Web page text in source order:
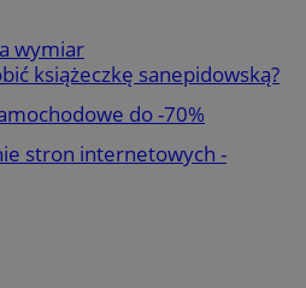
wymiar
książeczkę sanepidowską?
do -70%
stron internetowych -